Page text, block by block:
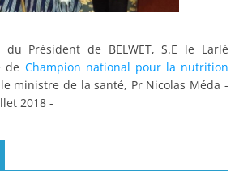
Président de BELWET, S.E le Larlé
de Champion national pour la nutrition
ministre de la santé, Pr Nicolas Méda -
2018 -